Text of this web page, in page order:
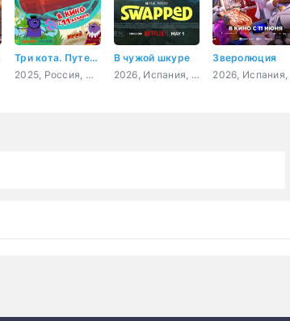
Три кота. Путешествие во времени
2025, Россия, мультфильм, детский
В чужой шкуре
2026, Испания, США, мультфильм, фэнтези, комедия, приключения, семейный
Зверолюция